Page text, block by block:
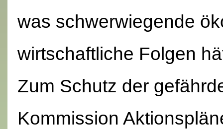
was schwerwiegende
wirtschaftliche Folgen
Zum Schutz der
Kommission